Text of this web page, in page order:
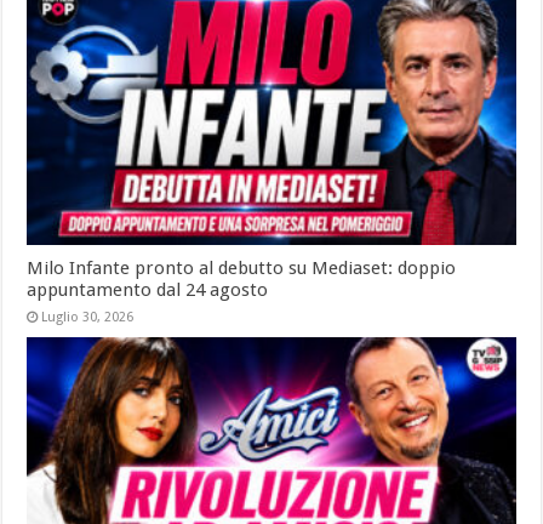
Milo Infante pronto al debutto su Mediaset: doppio
appuntamento dal 24 agosto
Luglio 30, 2026